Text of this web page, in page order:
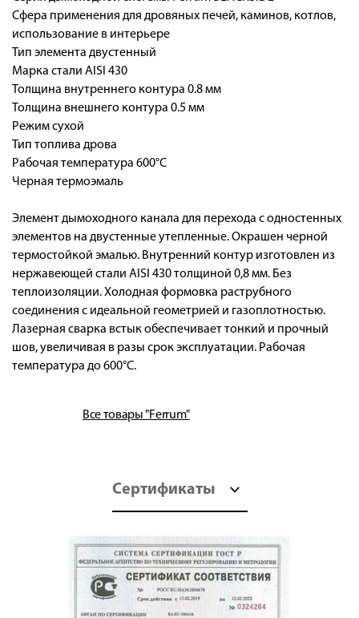
Сфера применения для дровяных печей, каминов, котлов,
использование в интерьере
Тип элемента двустенный
Марка стали AISI 430
Толщина внутреннего контура 0.8 мм
Толщина внешнего контура 0.5 мм
Режим сухой
Тип топлива дрова
Рабочая температура 600°С
Черная термоэмаль
Элемент дымоходного канала для перехода с одностенных
элементов на двустенные утепленные. Окрашен черной
термостойкой эмалью. Внутренний контур изготовлен из
нержавеющей стали AISI 430 толщиной 0,8 мм. Без
теплоизоляции. Холодная формовка раструбного
соединения с идеальной геометрией и газоплотностью.
Лазерная сварка встык обеспечивает тонкий и прочный
шов, увеличивая в разы срок эксплуатации. Рабочая
температура до 600°С.
Все товары "Ferrum"
Сертификаты